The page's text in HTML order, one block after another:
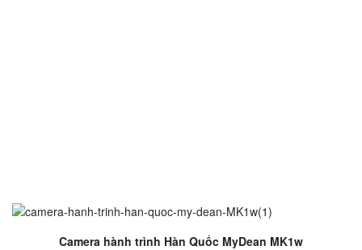
Camera hành trình Hàn Quốc MyDean MK1w